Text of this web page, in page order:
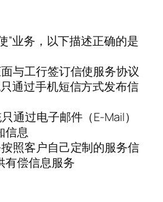
”业务，以下描述正确的是
与工行签订信使服务协议
通过手机短信方式发布信
通过电子邮件（E-Mail）
信息
照客户自己定制的服务信
有偿信息服务